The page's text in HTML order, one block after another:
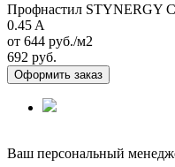
Профнастил STYNERGY
0.45 A
от 644 руб./м2
692 руб.
Оформить заказ
Ваш персональный